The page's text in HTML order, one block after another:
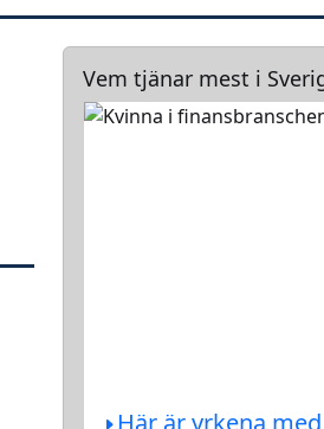
Vem tjänar mest i
Här är yrkena